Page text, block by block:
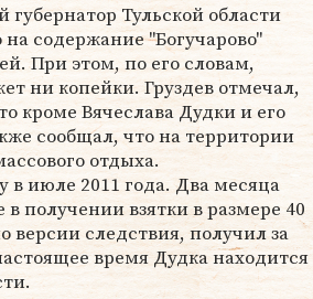
Тульской области
содержание "Богучарово"
При этом, по его словам,
ни копейки. Груздев отмечал,
кроме Вячеслава Дудки и его
сообщал, что на территории
отдыха.
в июле 2011 года. Два месяца
получении взятки в размере 40
следствия, получил за
время Дудка находится